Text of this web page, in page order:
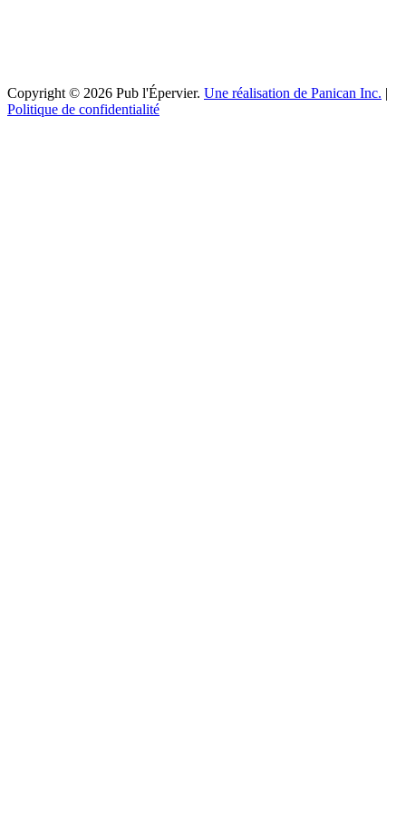
Copyright © 2026 Pub l'Épervier. Une réalisation de Panican Inc. |
Politique de confidentialité